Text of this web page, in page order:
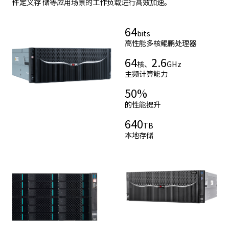
件定义存 储等应用场景的工作负载进行髙效加速。
64 bits
高性能多核鲲鹏处理器
64核、 2.6GHz
主频计算能力
50%
的性能提升
640TB
本地存储